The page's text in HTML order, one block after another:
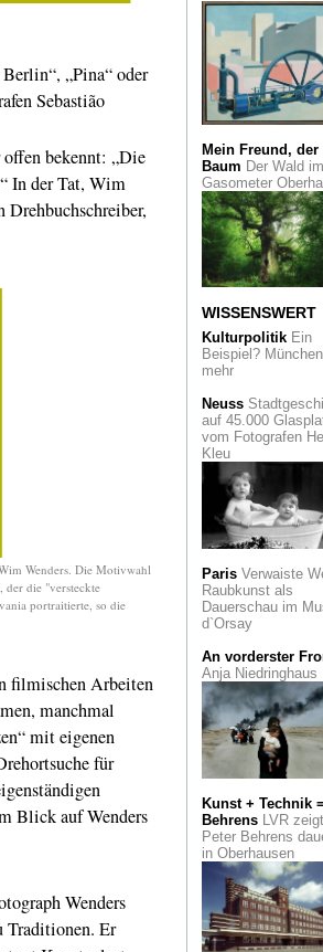
„Pina“ oder
Sebastião
bekennt: „Die
In der Tat, Wim
Drehbuchschreiber,
Wenders. Die Motivwahl
der die "versteckte
portraitierte, so die
filmischen Arbeiten
manchmal
mit eigenen
für
Blick auf Wenders
Wenders
Traditionen. Er
Porträts von Sinti
Roma. Eine
in Berlin
Édith Piaf
feiert den 100.
Geburtstag der
Sängerin
sushi connection
Hamburger Street
Künstler
zeigt in der Galerie
30works
Das Bauhaus
legendäre Dessauer
Bühnenwerkstatt als
hoch innovativen
Lob der FluchtEs
der Franzose Henri
Laborit, der mit
de la fuite" den
Corrado Zeni
Eine Ausstellung in
Galerie Voss
der Photobastei
Flucht kann jeden
treffen - und betrifft
jeden
Beat Wismer wird
September 2017
Generaldirektor das
Museum
leiten
Köln feiert den 2000.
Geburtstag seiner
Stadtmutter
Thomas Demand
Seine
von
namhafter
sind im Siza-
Mein Freund, der
Baum Der Wald im
Gasometer
WISSENSWERT
KulturpolitikEin
Beispiel?
mehr
Neuss
auf 45.000
vom Fotografen
Kleu
ParisVerwaiste
Raubkunst als
Dauerschau im
d`Orsay
An vorderster
Anja Niedringhaus
Kunst + Technik =
BehrensLVR zeigt
Peter Behrens
in Oberhausen